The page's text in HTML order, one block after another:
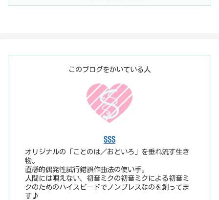
このブログをかいている人
SSS
オリジナルの「ことのは／おといろ」を垂れ流す生き
物。
直感的偶発性試行錯誤作曲法の使い手。
人間には唄えない、初音ミクの初音ミクによる初音ミ
クのためのハイスピードでノンブレスなのを創ってま
す♪